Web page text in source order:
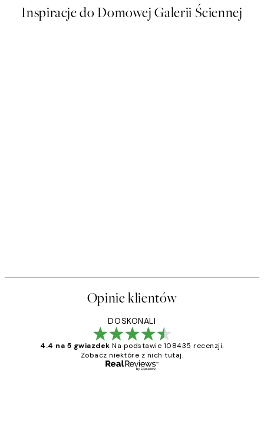
Inspiracje do Domowej Galerii Ściennej
Opinie klientów
DOSKONALI
4.4 na 5 gwiazdek Na podstawie 108435 recenzji.
Zobacz niektóre z nich tutaj.